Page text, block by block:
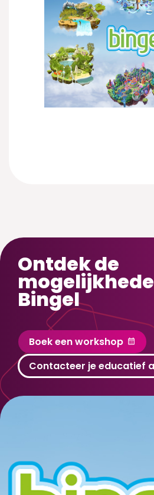
Ontdek de
Bingel
Boek een workshop
Contacteer je educatief